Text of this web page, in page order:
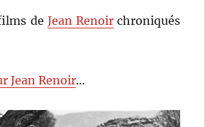
de Jean Renoirchroniqués
Jean Renoir…